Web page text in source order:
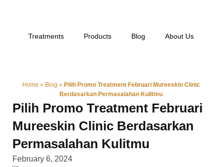
Treatments Products Blog About Us
Home » Blog » Pilih Promo Treatment Februari Mureeskin Clinic
Berdasarkan Permasalahan Kulitmu
Pilih Promo Treatment Februari
Mureeskin Clinic Berdasarkan
Permasalahan Kulitmu
February 6, 2024